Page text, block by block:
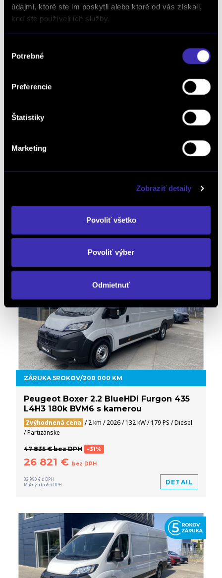
údajmi, ktoré ste im poskytli alebo ktoré od vás získali,
keď ste používali ich služby.
súhlasu
Potrebné
Preferencie
Štatistiky
Marketing
Zobraziť detaily
Povoliť všetko
Povoliť výber
Odmietnuť
Peugeot Boxer 2.2 BlueHDi Furgon 435
bez DPH
Možný odpočet DPH
DETAIL
ZÁRUKA 5ROKOV/200 000 KM
Peugeot Boxer 2.2 BlueHDi Furgon 435
L4H3 180k BVM6 s kamerou
Zvýhodnená cena / 2 km / 2026 / 132 kW / 179 PS / Diesel
/ Partizánske
47 835 € bez DPH -31%
26 821 € bez DPH
32 990 € s DPH
Možný odpočet DPH
DETAIL